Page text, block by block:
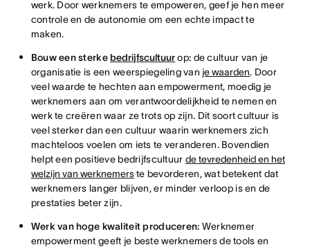
werk. Door werknemers te empoweren, geef je hen meer
controle en de autonomie om een echte impact te
maken.
Bouw een sterkebedrijfscultuurop: de cultuur van je
organisatie is een weerspiegeling van je waarden. Door
veel waarde te hechten aan empowerment, moedig je
werknemers aan om verantwoordelijkheid te nemen en
werk te creëren waar ze trots op zijn. Dit soort cultuur is
veel sterker dan een cultuur waarin werknemers zich
machteloos voelen om iets te veranderen. Bovendien
helpt een positieve bedrijfscultuur de tevredenheid en het
welzijn van werknemerste bevorderen, wat betekent dat
werknemers langer blijven, er minder verloop is en de
prestaties beter zijn.
Werk van hoge kwaliteit produceren: Werknemer
empowerment geeft je beste werknemers de tools en